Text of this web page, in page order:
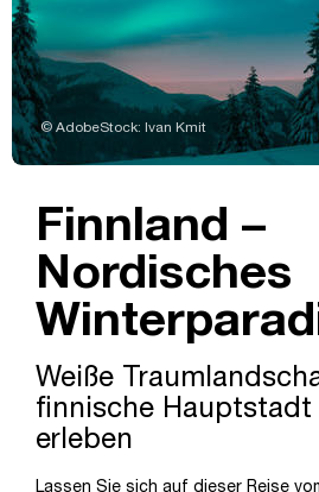
© AdobeStock: Ivan Kmit
Finnland –
Nordisches
Weiße
finnische Hauptstadt
erleben
Lassen Sie sich auf dieser Reise